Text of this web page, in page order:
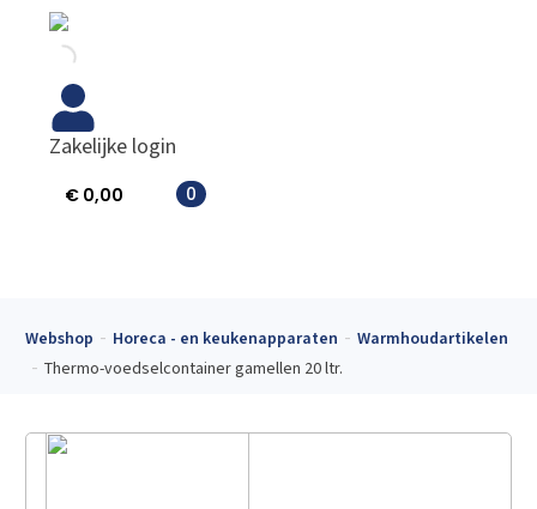
Zakelijke login
€ 0,00 0
Webshop Horeca - en keukenapparaten
Warmhoudartikelen
Thermo-voedselcontainer gamellen 20 ltr.